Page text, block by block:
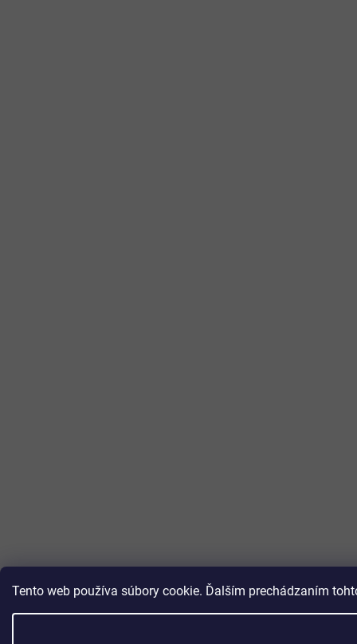
Tento web používa súbory cookie. Ďalším prechádzaním